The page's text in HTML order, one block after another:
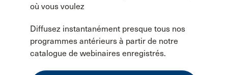
où vous voulez
Diffusez instantanément presque tous nos
programmes antérieurs à partir de notre
catalogue de webinaires enregistrés.